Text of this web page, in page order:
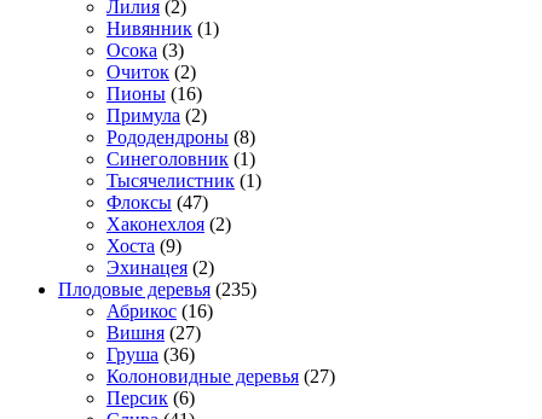
Лилия (2)
Нивянник (1)
Осока (3)
Очиток (2)
Пионы (16)
Примула (2)
Рододендроны (8)
Синеголовник (1)
Тысячелистник (1)
Флоксы (47)
Хаконехлоя (2)
Хоста (9)
Эхинацея (2)
Плодовые деревья (235)
Абрикос (16)
Вишня (27)
Груша (36)
Колоновидные деревья (27)
Персик (6)